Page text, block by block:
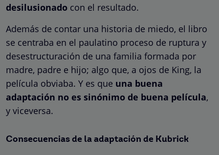
desilusionado con el resultado.
Además de contar una historia de miedo, el libro
se centraba en el paulatino proceso de ruptura y
desestructuración de una familia formada por
madre, padre e hijo; algo que, a ojos de King, la
película obviaba. Y es que una buena
adaptación no es sinónimo de buena película,
y viceversa.
Consecuencias de la adaptación de Kubrick